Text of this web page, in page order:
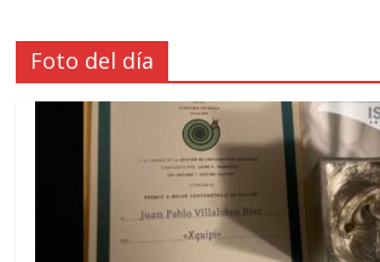
Foto del día